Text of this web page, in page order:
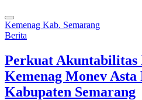
Kemenag Kab. Semarang
Berita
Perkuat
Kemenag Monev Asta
Kabupaten Semarang